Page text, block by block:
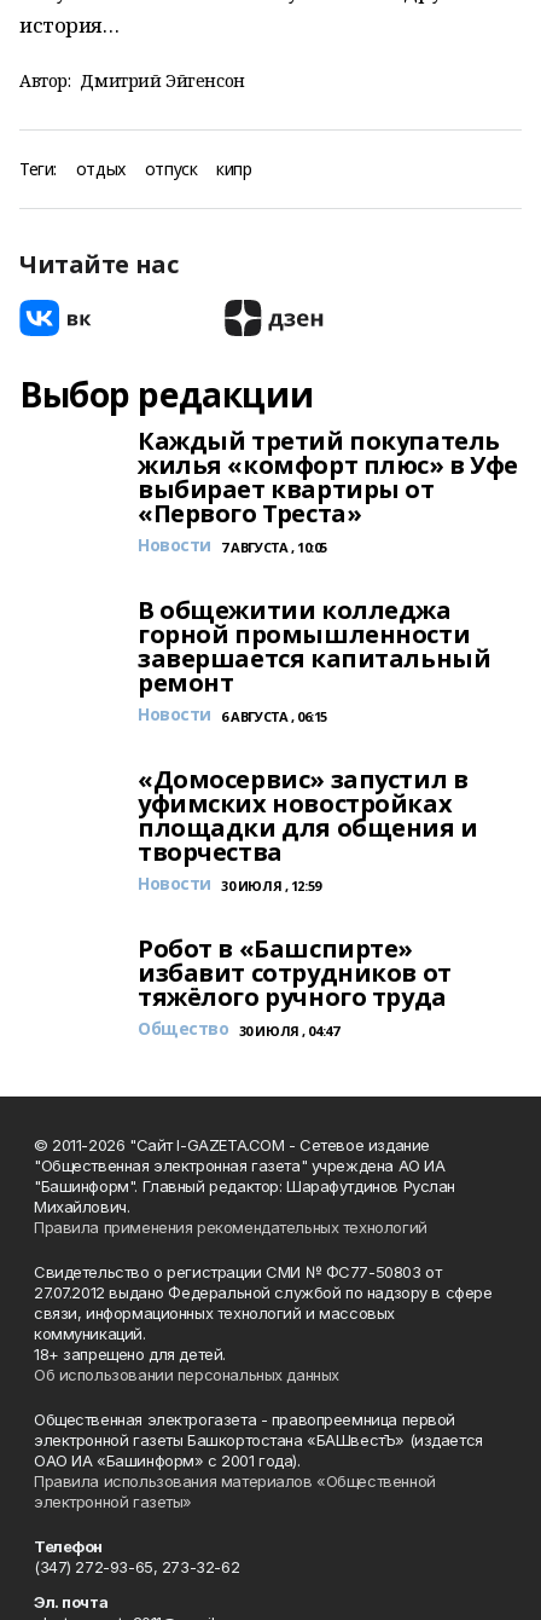
история…
Автор: Дмитрий Эйгенсон
Теги: отдых отпуск кипр
Читайте нас
Выбор редакции
Каждый третий покупатель
жилья «комфорт плюс» в Уфе
выбирает квартиры от
«Первого Треста»
Новости 7 АВГУСТА , 10:05
В общежитии колледжа
горной промышленности
завершается капитальный
ремонт
Новости 6 АВГУСТА , 06:15
«Домосервис» запустил в
уфимских новостройках
площадки для общения и
творчества
Новости 30 ИЮЛЯ , 12:59
Робот в «Башспирте»
избавит сотрудников от
тяжёлого ручного труда
Общество 30 ИЮЛЯ , 04:47
© 2011-2026 "Сайт I-GAZETA.COM - Сетевое издание
"Общественная электронная газета" учреждена АО ИА
"Башинформ". Главный редактор: Шарафутдинов Руслан
Михайлович.
Правила применения рекомендательных технологий
Свидетельство о регистрации СМИ № ФС77-50803 от
27.07.2012 выдано Федеральной службой по надзору в сфере
связи, информационных технологий и массовых
коммуникаций.
18+ запрещено для детей.
Об использовании персональных данных
Общественная электрогазета - правопреемница первой
электронной газеты Башкортостана «БАШвестЪ» (издается
ОАО ИА «Башинформ» с 2001 года).
Правила использования материалов «Общественной
электронной газеты»
Телефон
(347) 272-93-65, 273-32-62
Эл. почта